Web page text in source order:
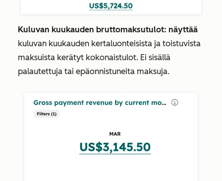
Kuluvan kuukauden bruttomaksutulot: näyttää
kuluvan kuukauden kertaluonteisista ja toistuvista
maksuista kerätyt kokonaistulot. Ei sisällä
palautettuja tai epäonnistuneita maksuja.